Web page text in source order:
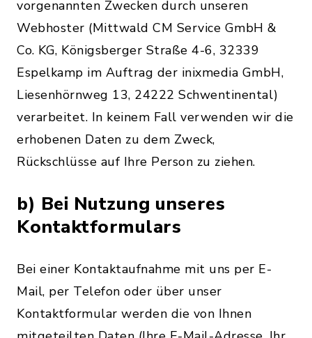
vorgenannten Zwecken durch unseren
Webhoster (Mittwald CM Service GmbH &
Co. KG, Königsberger Straße 4-6, 32339
Espelkamp im Auftrag der inixmedia GmbH,
Liesenhörnweg 13, 24222 Schwentinental)
verarbeitet. In keinem Fall verwenden wir die
erhobenen Daten zu dem Zweck,
Rückschlüsse auf Ihre Person zu ziehen.
b) Bei Nutzung unseres
Kontaktformulars
Bei einer Kontaktaufnahme mit uns per E-
Mail, per Telefon oder über unser
Kontaktformular werden die von Ihnen